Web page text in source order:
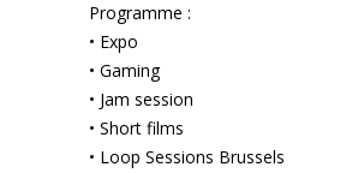
Programme :
• Expo
• Gaming
• Jam session
• Short films
• Loop Sessions Brussels